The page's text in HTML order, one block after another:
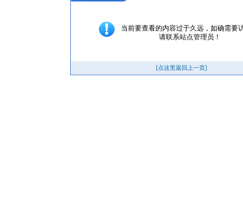
当前要查看的内容过于久远，如确需要
请联系站点管理员！
[点这里返回上一页]